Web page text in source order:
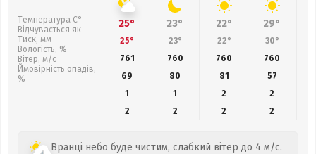
Температура С°
Відчувається як
Тиск, мм
Вологість, %
Вітер, м/с
Ймовірність опадів,
%
25° 23° 22° 29°
25° 23° 22° 30°
761
760 760 760
69
80 81 57
1
1 2
2
2
2 2 2
Вранці небо буде чистим, слабкий вітер до 4 м/с.